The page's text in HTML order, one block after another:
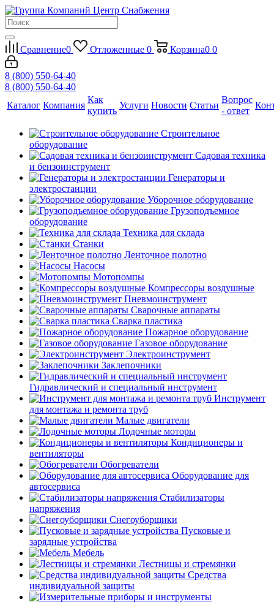
Сравнение0 Отложенные 0 Корзина0 0
8 (800) 550-64-40
8 (800) 550-64-40
Каталог Компания
Как
купить
Услуги Новости Статьи
Вопрос
- ответ
Строительное
оборудование
Садовая техника
и бензоинструмент
Генераторы и
электростанции
Уборочное оборудование
Грузоподъемное
оборудование
Техника для склада
Станки
Ленточное полотно
Насосы
Мотопомпы
Компрессоры воздушные
Пневмоинструмент
Сварочные аппараты
Сварка пластика
Пожарное оборудование
Газовое оборудование
Электроинструмент
Заклепочники
Гидравлический и специальный инструмент
Инструмент
для монтажа и ремонта труб
Малые двигатели
Лодочные моторы
Кондиционеры и
вентиляторы
Обогреватели
Оборудование для
автосервиса
Стабилизаторы
напряжения
Снегоуборщики
Пусковые и
зарядные устройства
Мебель
Лестницы и стремянки
Средства
индивидуальной защиты